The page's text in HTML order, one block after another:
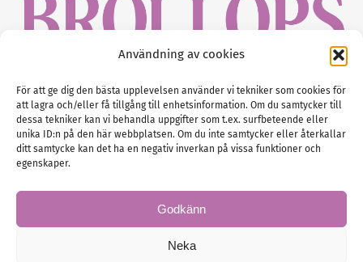
Användning av cookies
För att ge dig den bästa upplevelsen använder vi tekniker som cookies för
att lagra och/eller få tillgång till enhetsinformation. Om du samtycker till
dessa tekniker kan vi behandla uppgifter som t.ex. surfbeteende eller
unika ID:n på den här webbplatsen. Om du inte samtycker eller återkallar
ditt samtycke kan det ha en negativ inverkan på vissa funktioner och
egenskaper.
Godkänn
Neka
Gustaf Mattssons väg 2, 451 50 Uddevalla
Tel :0522-68 11 90
E-post:info@nordicbridalmedia.com